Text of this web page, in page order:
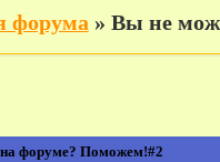
форума » Вы не
на форуме? Поможем!#2